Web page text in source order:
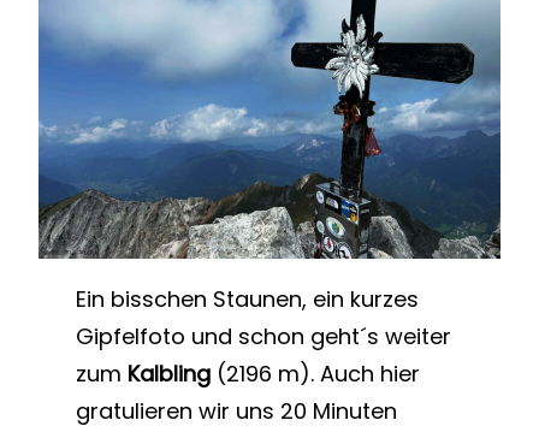
Ein bisschen Staunen, ein kurzes
Gipfelfoto und schon geht´s weiter
zum Kalbling (2196 m). Auch hier
gratulieren wir uns 20 Minuten